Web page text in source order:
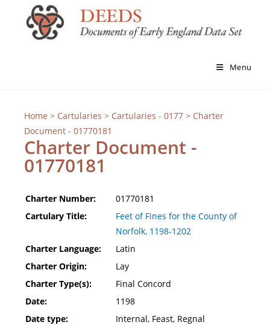
Menu
Home > Cartularies > Cartularies - 0177> Charter
Document - 01770181
Charter Document -
01770181
Charter Number:
01770181
Cartulary Title:
Feet of Fines for the County of
Norfolk, 1198-1202
Charter Language:
Latin
Charter Origin:
Lay
Charter Type(s):
Final Concord
Date:
1198
Date type:
Internal, Feast, Regnal